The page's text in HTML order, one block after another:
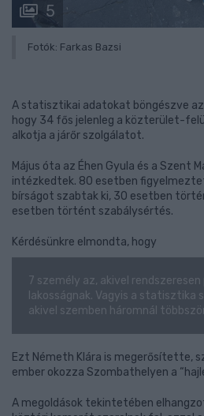
5
Fotók: Farkas Bazsi
A statisztikai adatokat böngészve
hogy 34 fős jelenleg a közterület-
alkotja a járőr szolgálatot.
Május óta az Éhen Gyula és a Szent
intézkedtek. 80 esetben
bírságot szabtak ki, 30 esetben
esetben történt szabálysértés.
Kérdésünkre elmondta, hogy
7 személy az, akivel
lakosságnak. Vagyis a statisztika
akivel szemben háromnál
Ezt Németh Klára is megerősítette,
ember okozza Szombathelyen a
A megoldások tekintetében